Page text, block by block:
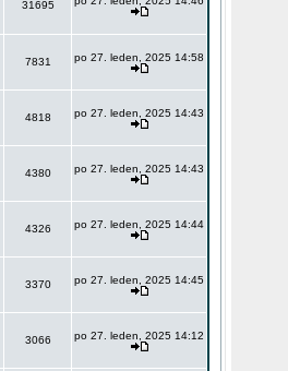
31695
7831 po 27. leden, 2025 14:58
4818 po 27. leden, 2025 14:43
4380 po 27. leden, 2025 14:43
4326 po 27. leden, 2025 14:44
3370 po 27. leden, 2025 14:45
3066 po 27. leden, 2025 14:12